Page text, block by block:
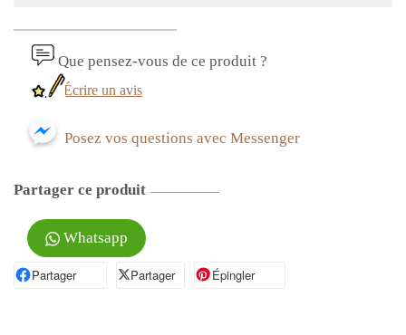
Que pensez-vous de ce produit ?
Écrire un avis
Posez vos questions avec Messenger
Partager ce produit
Whatsapp
PartagerPartager sur Facebook
Partager
Partager sur XÉpinglerÉpingler sur Pinterest